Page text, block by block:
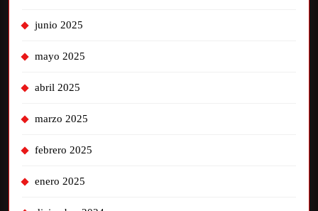
junio 2025
mayo 2025
abril 2025
marzo 2025
febrero 2025
enero 2025